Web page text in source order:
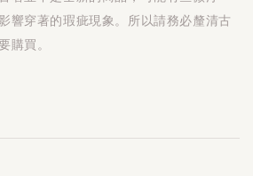
響穿著的瑕疵現象。所以請務必釐清古
購買。